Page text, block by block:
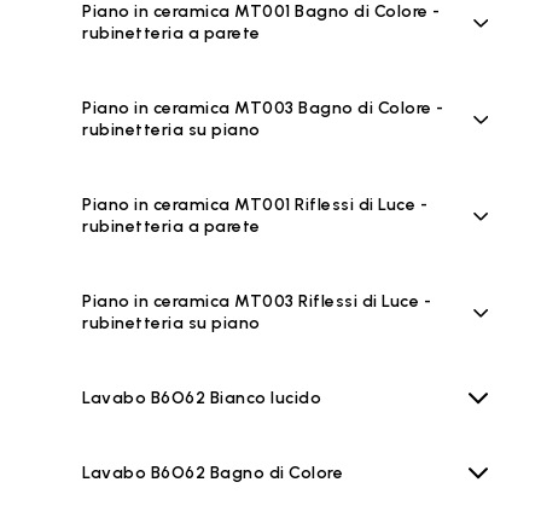
Piano in ceramica MT001 Bagno di Colore -
rubinetteria a parete
Piano in ceramica MT003 Bagno di Colore -
rubinetteria su piano
Piano in ceramica MT001 Riflessi di Luce -
rubinetteria a parete
Piano in ceramica MT003 Riflessi di Luce -
rubinetteria su piano
Lavabo B6O62 Bianco lucido
Lavabo B6O62 Bagno di Colore